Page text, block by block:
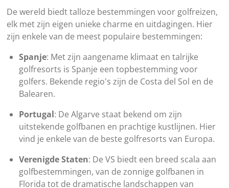
De wereld biedt talloze bestemmingen voor golfreizen,
elk met zijn eigen unieke charme en uitdagingen. Hier
zijn enkele van de meest populaire bestemmingen:
Spanje: Met zijn aangename klimaat en talrijke
golfresorts is Spanje een topbestemming voor
golfers. Bekende regio's zijn de Costa del Sol en de
Balearen.
Portugal: De Algarve staat bekend om zijn
uitstekende golfbanen en prachtige kustlijnen. Hier
vind je enkele van de beste golfresorts van Europa.
Verenigde Staten: De VS biedt een breed scala aan
golfbestemmingen, van de zonnige golfbanen in
Florida tot de dramatische landschappen van